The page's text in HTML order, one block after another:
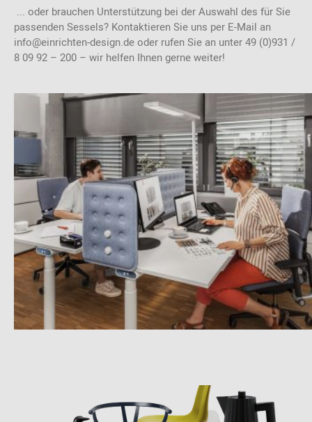
... oder brauchen Unterstützung bei der Auswahl des für Sie
passenden Sessels? Kontaktieren Sie uns per E-Mail an
info@einrichten-design.de oder rufen Sie an unter 49 (0)931 /
8 09 92 – 200 – wir helfen Ihnen gerne weiter!